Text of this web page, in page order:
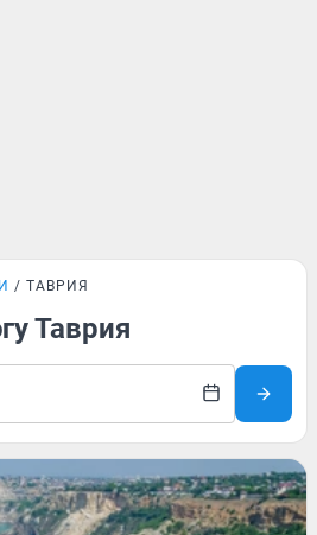
ТАВРИЯ
Таврия